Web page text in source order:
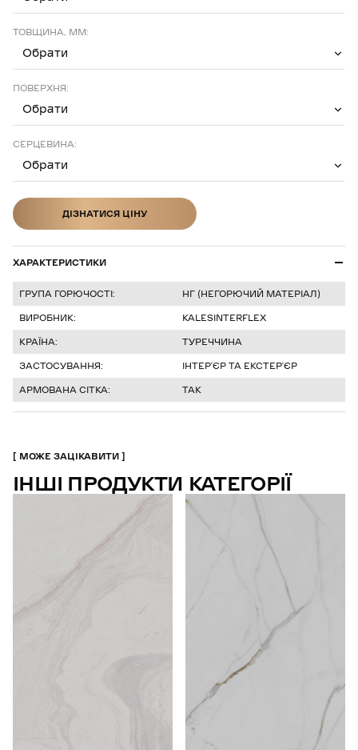
ТОВЩИНА, ММ:
Обрати
ПОВЕРХНЯ:
Обрати
СЕРЦЕВИНА:
Обрати
ДІЗНАТИСЯ ЦІНУ
ХАРАКТЕРИСТИКИ
ГРУПА ГОРЮЧОСТІ:
НГ (НЕГОРЮЧИЙ МАТЕРІАЛ)
ВИРОБНИК:
KALESINTERFLEX
КРАЇНА:
ТУРЕЧЧИНА
ЗАСТОСУВАННЯ:
ІНТЕРʼЄР ТА ЕКСТЕРʼЄР
АРМОВАНА СІТКА:
ТАК
МОЖЕ ЗАЦІКАВИТИ
ІНШІ ПРОДУКТИ КАТЕГОРІЇ